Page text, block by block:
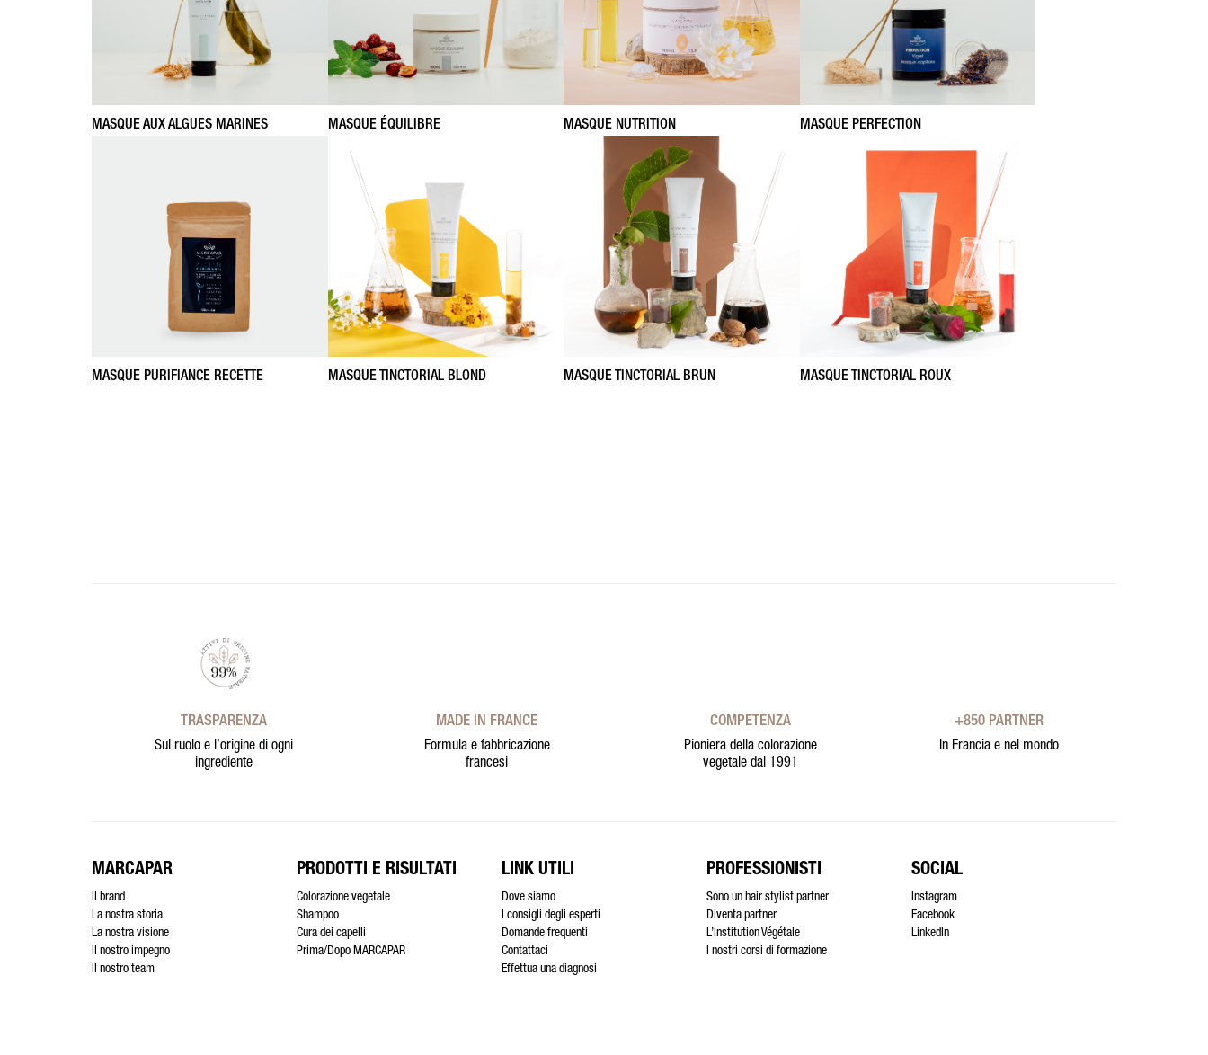
MASQUE AUX ALGUES MARINES MASQUE ÉQUILIBRE MASQUE NUTRITION MASQUE PERFECTION
MASQUE PURIFIANCE RECETTE MASQUE TINCTORIAL BLOND MASQUE TINCTORIAL BRUN MASQUE TINCTORIAL ROUX
TRASPARENZA
Sul ruolo e l’origine di ogni
ingrediente
MADE IN FRANCE
Formula e fabbricazione
francesi
COMPETENZA
Pioniera della colorazione
vegetale dal 1991
+850 PARTNER
In Francia e nel mondo
MARCAPAR
Il brand
La nostra storia
La nostra visione
Il nostro impegno
Il nostro team
PRODOTTI E RISULTATI
Colorazione vegetale
Shampoo
Cura dei capelli
Prima/Dopo MARCAPAR
LINK UTILI
Dove siamo
I consigli degli esperti
Domande frequenti
Contattaci
Effettua una diagnosi
PROFESSIONISTI
Sono un hair stylist partner
Diventa partner
L’Institution Végétale
I nostri corsi di formazione
SOCIAL
Instagram
Facebook
LinkedIn